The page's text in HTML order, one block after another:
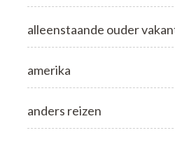
alleenstaande ouder
amerika
anders reizen